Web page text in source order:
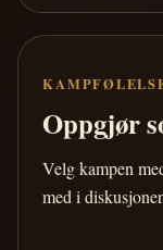
Oppgjør
Velg kampen
med i